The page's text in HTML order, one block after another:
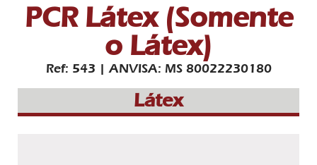
PCR Látex (Somente
o Látex)
Ref: 543 | ANVISA: MS 80022230180
Látex